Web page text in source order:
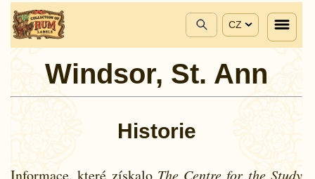
CZ
Windsor, St. Ann
Historie
Informace, které získalo The Centre for the Study